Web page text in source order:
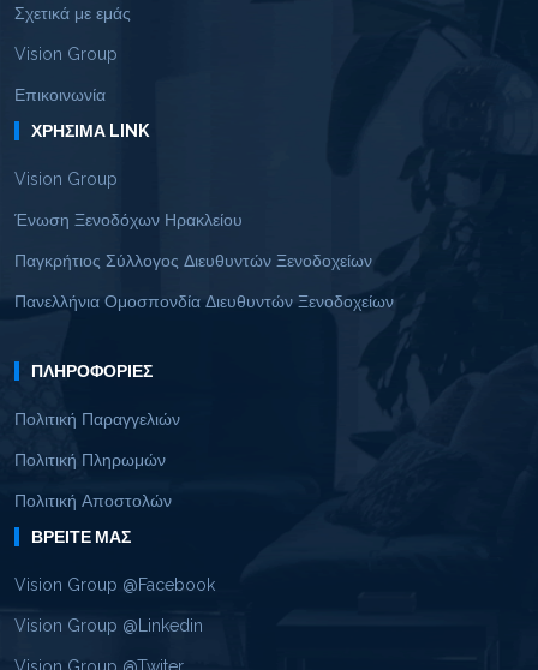
Σχετικά με εμάς
Vision Group
Επικοινωνία
ΧΡΉΣΙΜΑ LINK
Vision Group
Ένωση Ξενοδόχων Ηρακλείου
Παγκρήτιος Σύλλογος Διευθυντών Ξενοδοχείων
Πανελλήνια Ομοσπονδία Διευθυντών Ξενοδοχείων
ΠΛΗΡΟΦΟΡΊΕΣ
Πολιτική Παραγγελιών
Πολιτική Πληρωμών
Πολιτική Αποστολών
ΒΡΕΊΤΕ ΜΑΣ
Vision Group @Facebook
Vision Group @Linkedin